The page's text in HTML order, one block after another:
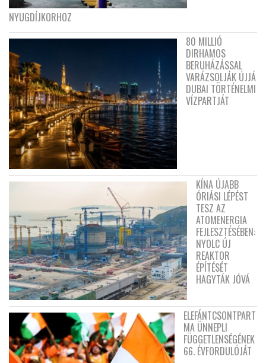
NYUGDÍJKORHOZ
80 MILLIÓ
DIRHAMOS
BERUHÁZÁSSAL
VARÁZSOLJÁK ÚJJÁ
DUBAI TÖRTÉNELMI
VÍZPARTJÁT
KÍNA ÚJABB
ÓRIÁSI LÉPÉST
TESZ AZ
ATOMENERGIA
FEJLESZTÉSÉBEN:
NYOLC ÚJ
REAKTOR
ÉPÍTÉSÉT
HAGYTÁK JÓVÁ
ELEFÁNTCSONTPART
MA ÜNNEPLI
FÜGGETLENSÉGÉNEK
66. ÉVFORDULÓJÁT